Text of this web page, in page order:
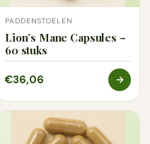
PADDENSTOELEN
Lion’s Mane Capsules –
60 stuks
€36,06